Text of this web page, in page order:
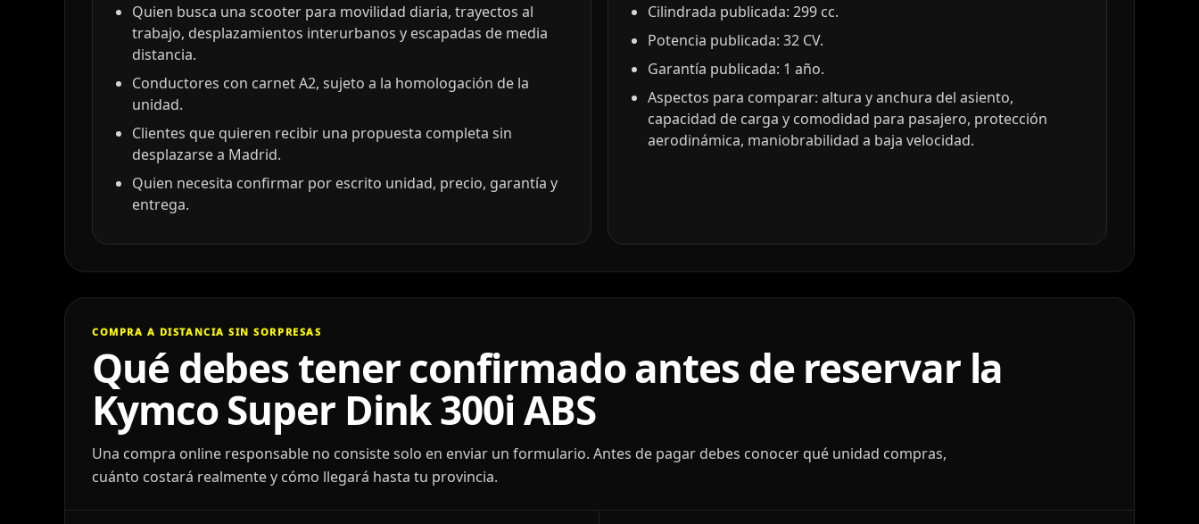
Quien busca una scooter para movilidad diaria, trayectos al
trabajo, desplazamientos interurbanos y escapadas de media
distancia.
Conductores con carnet A2, sujeto a la homologación de la
unidad.
Clientes que quieren recibir una propuesta completa sin
desplazarse a Madrid.
Quien necesita confirmar por escrito unidad, precio, garantía y
entrega.
Cilindrada publicada: 299 cc.
Potencia publicada: 32 CV.
Garantía publicada: 1 año.
Aspectos para comparar: altura y anchura del asiento,
capacidad de carga y comodidad para pasajero, protección
aerodinámica, maniobrabilidad a baja velocidad.
COMPRA A DISTANCIA SIN SORPRESAS
Qué debes tener confirmado antes de reservar la
Kymco Super Dink 300i ABS
Una compra online responsable no consiste solo en enviar un formulario. Antes de pagar debes conocer qué unidad compras,
cuánto costará realmente y cómo llegará hasta tu provincia.